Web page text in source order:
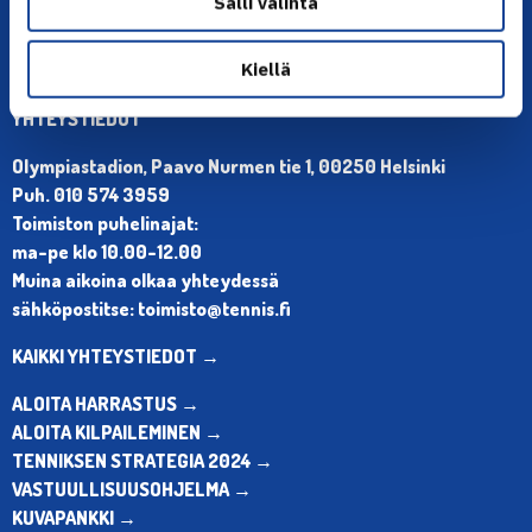
Kiellä
YHTEYSTIEDOT
Olympiastadion, Paavo Nurmen tie 1, 00250 Helsinki
Puh. 010 574 3959
Toimiston puhelinajat:
ma-pe klo 10.00-12.00
Muina aikoina olkaa yhteydessä
sähköpostitse: toimisto@tennis.fi
KAIKKI YHTEYSTIEDOT →
ALOITA HARRASTUS →
ALOITA KILPAILEMINEN →
TENNIKSEN STRATEGIA 2024 →
VASTUULLISUUSOHJELMA →
KUVAPANKKI →